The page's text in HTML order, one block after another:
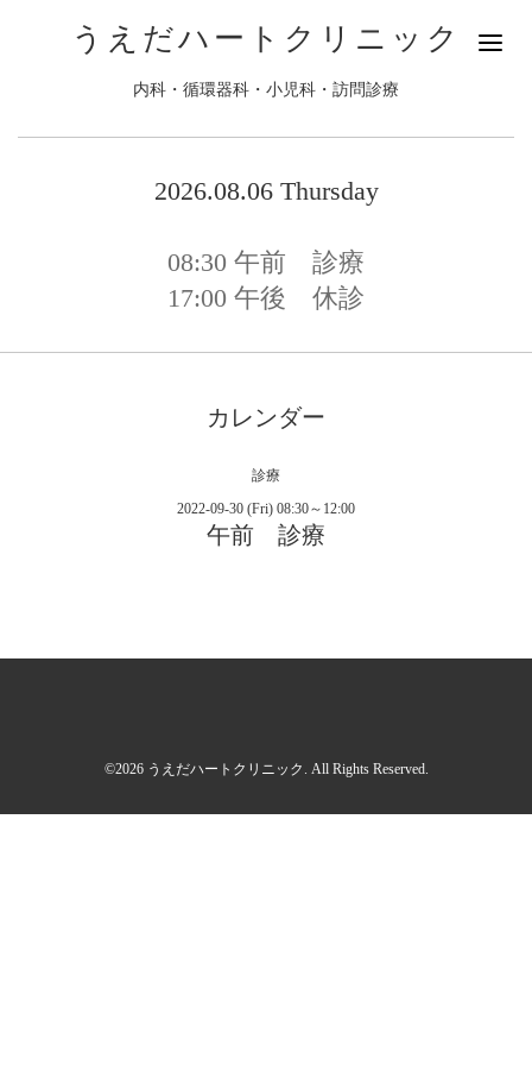
うえだハートクリニック
内科・循環器科・小児科・訪問診療
2026.08.06 Thursday
08:30 午前 診療
17:00 午後 休診
カレンダー
診療
2022-09-30 (Fri) 08:30～12:00
午前 診療
©2026 うえだハートクリニック . All Rights Reserved.